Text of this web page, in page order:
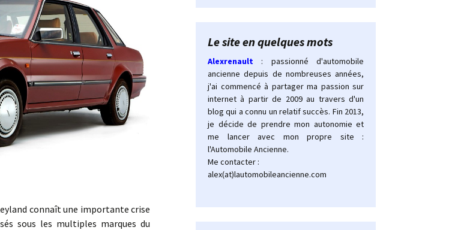
connaît une importante crise
sous les multiples marques du
Le site en quelques mots
Alexrenault
: passionné d'automobile
ancienne depuis de nombreuses années,
j'ai commencé à partager ma passion sur
internet à partir de 2009 au travers d'un
blog qui a connu un relatif succès. Fin 2013,
je décide de prendre mon autonomie et
me lancer avec mon propre site :
l'Automobile Ancienne.
Me contacter :
alex(at)lautomobileancienne.com